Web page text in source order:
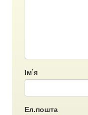
Ім’я
Ел.пошта